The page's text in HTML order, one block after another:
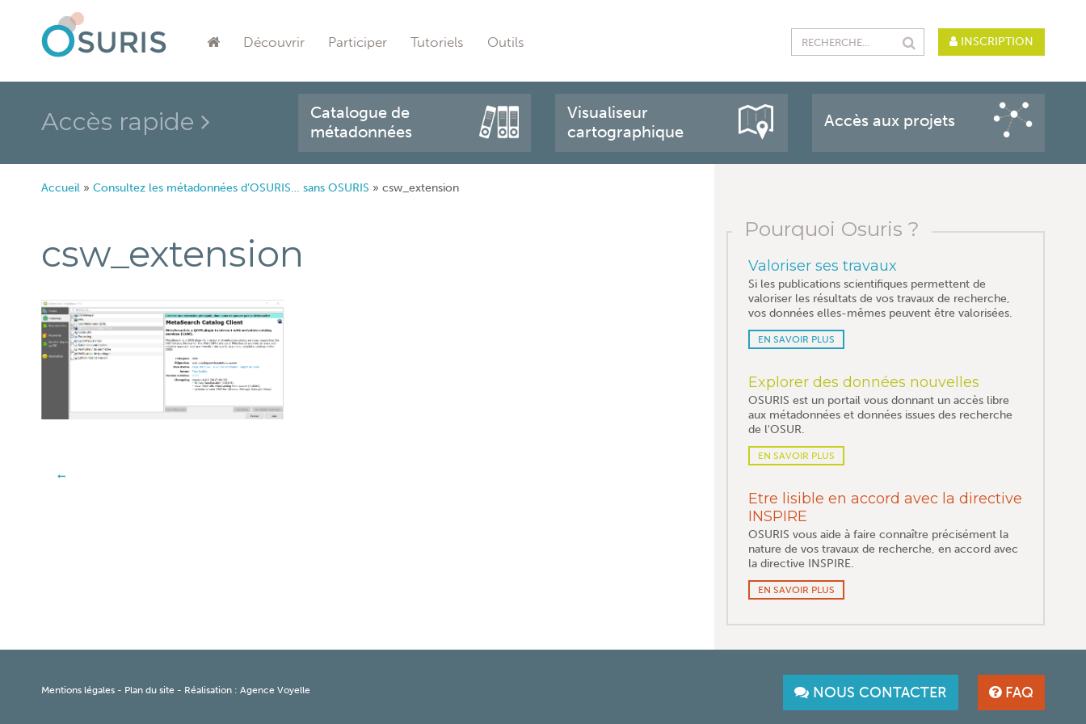
Découvrir Participer Tutoriels Outils INSCRIPTION
Accès rapide
Catalogue de
métadonnées
Visualiseur
cartographique
Accès aux projets
Accueil » Consultez les métadonnées d’OSURIS… sans OSURIS » csw_extension
csw_extension
Pourquoi Osuris ?
Valoriser ses travaux
Si les publications scientifiques permettent de
valoriser les résultats de vos travaux de recherche,
vos données elles-mêmes peuvent être valorisées.
EN SAVOIR PLUS
Explorer des données nouvelles
OSURIS est un portail vous donnant un accès libre
aux métadonnées et données issues des recherche
de l'OSUR.
EN SAVOIR PLUS
Etre lisible en accord avec la directive
INSPIRE
OSURIS vous aide à faire connaître précisément la
nature de vos travaux de recherche, en accord avec
la directive INSPIRE.
EN SAVOIR PLUS
Mentions légales - Plan du site - Réalisation : Agence Voyelle NOUS CONTACTER FAQ